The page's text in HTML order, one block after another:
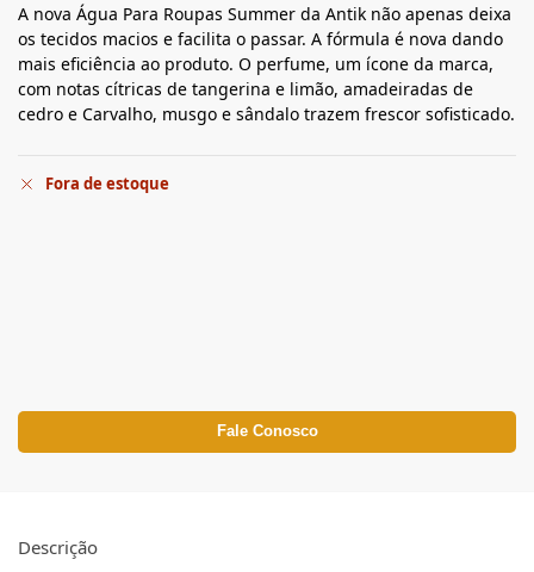
A nova Água Para Roupas Summer da Antik não apenas deixa
os tecidos macios e facilita o passar. A fórmula é nova dando
mais eficiência ao produto. O perfume, um ícone da marca,
com notas cítricas de tangerina e limão, amadeiradas de
cedro e Carvalho, musgo e sândalo trazem frescor sofisticado.
Fora de estoque
Fale Conosco
Descrição